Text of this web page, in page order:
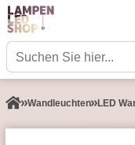
Wand­leuchten LED